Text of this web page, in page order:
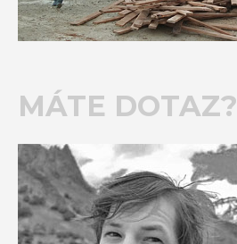
MÁTE DOTAZ?